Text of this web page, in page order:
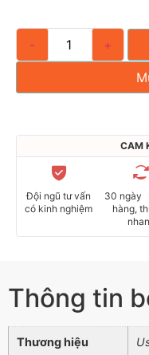
- +
CAM
Đội ngũ tư vấn
có kinh nghiệm
30 ngày
hàng,
Thông tin
Thương hiệu